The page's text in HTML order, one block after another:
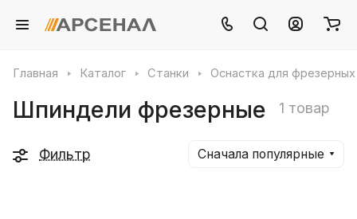
Главная Каталог Станки Оснастка для
Шпиндели фрезерные 1 товар
Фильтр Сначала популярные